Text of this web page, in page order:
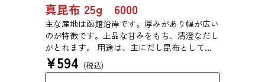
真昆布 25g 6000
主な産地は函館沿岸です。厚みがあり幅が広い
のが特徴です。上品な甘みをもち、清澄なだし
がとれます。 用途は、主にだし昆布として利
用するほか、佃煮や塩昆布などに用いられま
す。
¥594 (税込)